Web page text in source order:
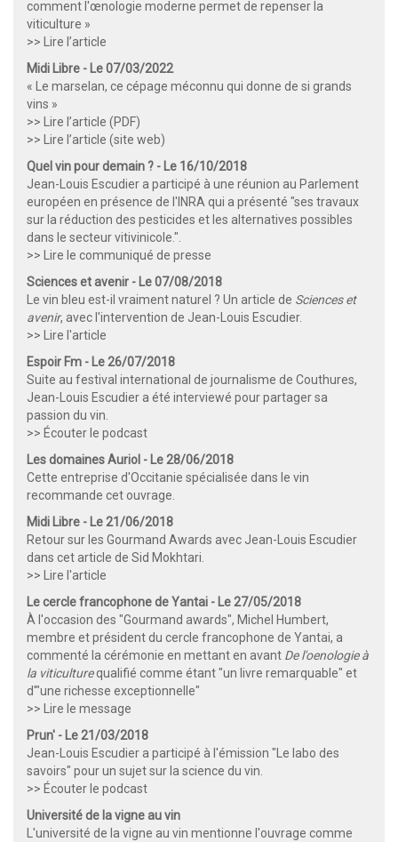
comment l'œnologie moderne permet de repenser la
viticulture »
>> Lire l’article
Midi Libre - Le 07/03/2022
« Le marselan, ce cépage méconnu qui donne de si grands
vins »
>> Lire l’article (PDF)
>> Lire l’article (site web)
Quel vin pour demain ? - Le 16/10/2018
Jean-Louis Escudier a participé à une réunion au Parlement
européen en présence de l'INRA qui a présenté "ses travaux
sur la réduction des pesticides et les alternatives possibles
dans le secteur vitivinicole.".
>> Lire le communiqué de presse
Sciences et avenir - Le 07/08/2018
Le vin bleu est-il vraiment naturel ? Un article de Sciences et
avenir, avec l'intervention de Jean-Louis Escudier.
>> Lire l'article
Espoir Fm - Le 26/07/2018
Suite au festival international de journalisme de Couthures,
Jean-Louis Escudier a été interviewé pour partager sa
passion du vin.
>> Écouter le podcast
Les domaines Auriol - Le 28/06/2018
Cette entreprise d'Occitanie spécialisée dans le vin
recommande cet ouvrage.
Midi Libre - Le 21/06/2018
Retour sur les Gourmand Awards avec Jean-Louis Escudier
dans cet article de Sid Mokhtari.
>> Lire l'article
Le cercle francophone de Yantai - Le 27/05/2018
À l'occasion des "Gourmand awards", Michel Humbert,
membre et président du cercle francophone de Yantai, a
commenté la cérémonie en mettant en avant De l'oenologie à
la viticulturequalifié comme étant "un livre remarquable" et
d'"une richesse exceptionnelle"
>> Lire le message
Prun' - Le 21/03/2018
Jean-Louis Escudier a participé à l'émission "Le labo des
savoirs" pour un sujet sur la science du vin.
>> Écouter le podcast
Université de la vigne au vin
L'université de la vigne au vin mentionne l'ouvrage comme